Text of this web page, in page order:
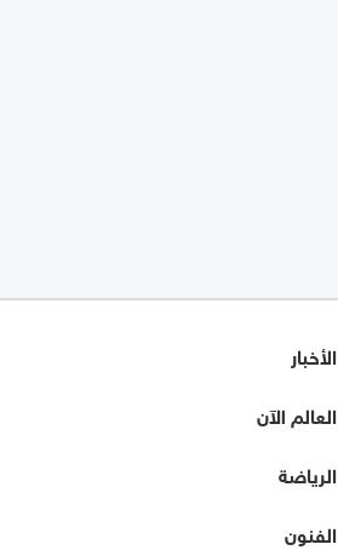
الأخبار
العالم الآن
الرياضة
الفنون